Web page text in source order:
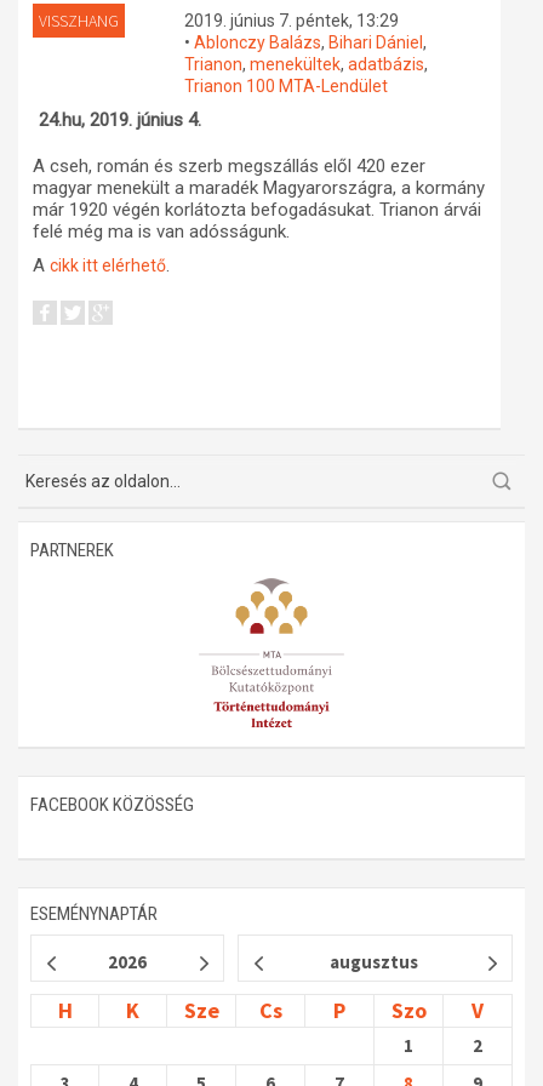
Műhelymunkák
VISSZHANG
2019. június 7. péntek, 13:29
• Ablonczy Balázs, Bihari Dániel ,
Trianon, menekültek, adatbázis,
Trianon 100 MTA-Lendület
24.hu, 2019. június 4.
A cseh, román és szerb megszállás elől 420 ezer
magyar menekült a maradék Magyarországra, a kormány
már 1920 végén korlátozta befogadásukat. Trianon árvái
felé még ma is van adósságunk.
A cikk itt elérhető.
PARTNEREK
FACEBOOK KÖZÖSSÉG
ESEMÉNYNAPTÁR
2026 augusztus
H K Sze Cs P Szo V
1
2